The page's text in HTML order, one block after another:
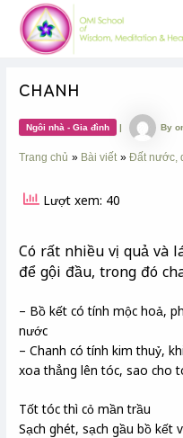
content
CHANH
Ngôi nhà - Gia đình | By
Trang chủ Bài viết Đất nước,
Lượt xem: 40
Có rất nhiều vị quả và
để gội đầu, trong đó
– Bồ kết có tính mộc hoả,
nước
– Chanh có tính kim thuỷ,
xoa thẳng lên tóc, sao cho
Tốt tóc thì cỏ mần trầu
Sạch ghét, sạch gầu bồ kết
Post
navigation
CHUYÊN
MỤC: